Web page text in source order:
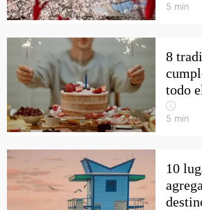
5 min
8
todo
5 min
10